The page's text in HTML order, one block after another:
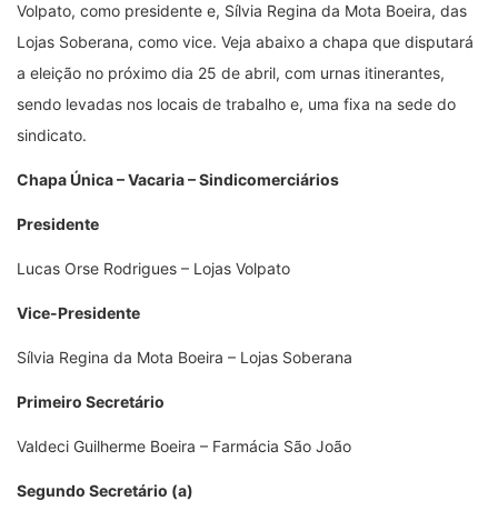
Volpato, como presidente e, Sílvia Regina da Mota Boeira, das
Lojas Soberana, como vice. Veja abaixo a chapa que disputará
a eleição no próximo dia 25 de abril, com urnas itinerantes,
sendo levadas nos locais de trabalho e, uma fixa na sede do
sindicato.
Chapa Única – Vacaria – Sindicomerciários
Presidente
Lucas Orse Rodrigues – Lojas Volpato
Vice-Presidente
Sílvia Regina da Mota Boeira – Lojas Soberana
Primeiro Secretário
Valdeci Guilherme Boeira – Farmácia São João
Segundo Secretário (a)